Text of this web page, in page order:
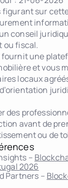
figurant sur
conseil
ou fiscal.
fournit une
et vous
locaux
des
avant de
ou de
–
2026
Partners –